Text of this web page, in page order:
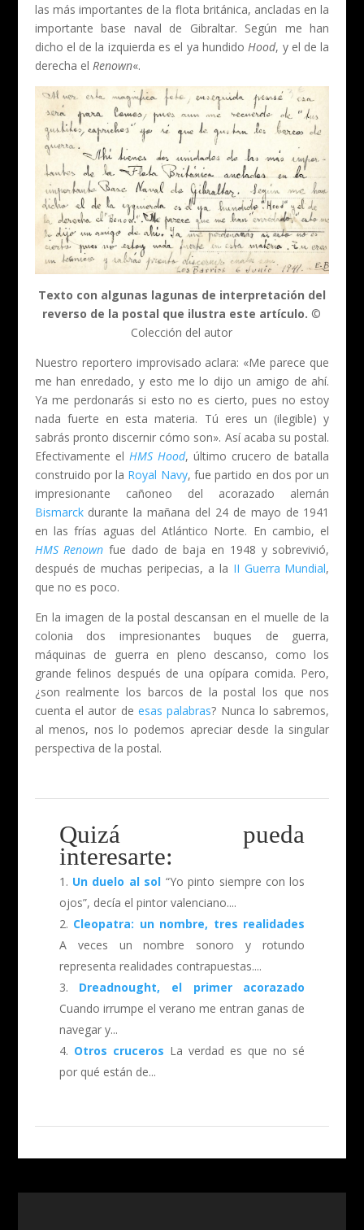
las más importantes de la flota británica, ancladas en la
importante base naval de Gibraltar. Según me han
dicho el de la izquierda es el ya hundido Hood, y el de la
derecha el Renown«.
Texto con algunas lagunas de interpretación del
reverso de la postal que ilustra este artículo.©
Colección del autor
Nuestro reportero improvisado aclara: «Me parece que
me han enredado, y esto me lo dijo un amigo de ahí.
Ya me perdonarás si esto no es cierto, pues no estoy
nada fuerte en esta materia. Tú eres un (ilegible) y
sabrás pronto discernir cómo son». Así acaba su postal.
Efectivamente el HMS Hood, último crucero de batalla
construido por la Royal Navy, fue partido en dos por un
impresionante cañoneo del acorazado alemán
Bismarckdurante la mañana del 24 de mayo de 1941
en las frías aguas del Atlántico Norte. En cambio, el
HMS Renown fue dado de baja en 1948 y sobrevivió,
después de muchas peripecias, a la II Guerra Mundial,
que no es poco.
En la imagen de la postal descansan en el muelle de la
colonia dos impresionantes buques de guerra,
máquinas de guerra en pleno descanso, como los
grande felinos después de una opípara comida. Pero,
¿son realmente los barcos de la postal los que nos
cuenta el autor de esas palabras? Nunca lo sabremos,
al menos, nos lo podemos apreciar desde la singular
perspectiva de la postal.
Quizá pueda
interesarte:
Un duelo al sol “Yo pinto siempre con los
ojos”, decía el pintor valenciano....
Cleopatra: un nombre, tres realidades
A veces un nombre sonoro y rotundo
representa realidades contrapuestas....
Dreadnought, el primer acorazado
Cuando irrumpe el verano me entran ganas de
navegar y...
Otros cruceros La verdad es que no sé
por qué están de...